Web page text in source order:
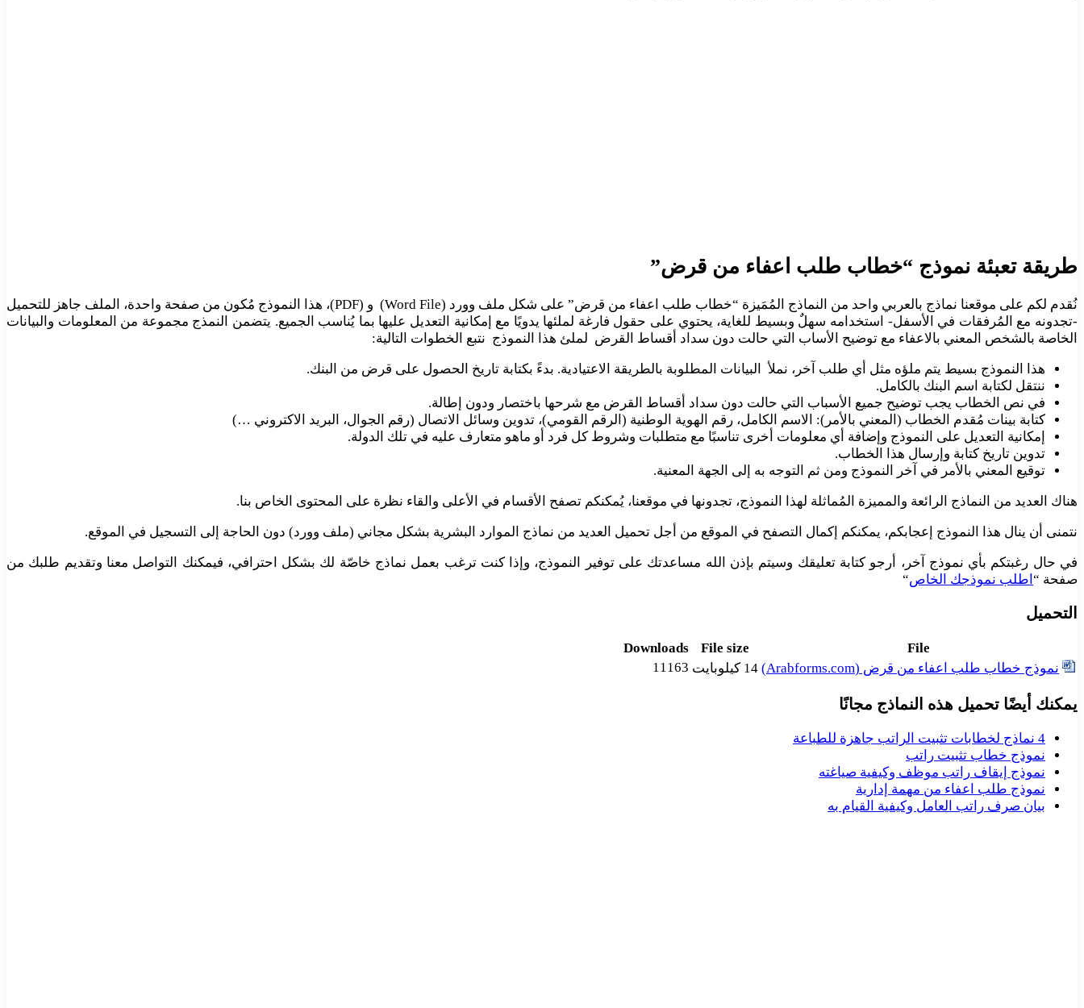
طريقة تعبئة نموذج “خطاب طلب اعفاء من قرض”
نُقدم لكم على موقعنا نماذج بالعربي واحد من النماذج المُمَيزة “خطاب طلب اعفاء من قرض” على شكل ملف وورد (Word File) و (PDF)، هذا النموذج مُكون من صفحة واحدة، الملف جاهز للتحميل
-تجدونه مع المُرفقات في الأسفل- استخدامه سهلٌ وبسيط للغاية، يحتوي على حقول فارغة لملئها يدويًا مع إمكانية التعديل عليها بما يُناسب الجميع. يتضمن النمذج مجموعة من المعلومات والبيانات
الخاصة بالشخص المعني بالاعفاء مع توضيح الأساب التي حالت دون سداد أقساط القرض لملئ هذا النموذج نتبع الخطوات التالية:
هذا النموذج بسيط يتم ملؤه مثل أي طلب آخر، نملأ البيانات المطلوبة بالطريقة الاعتيادية. بدءً بكتابة تاريخ الحصول على قرض من البنك.
ننتقل لكتابة اسم البنك بالكامل.
في نص الخطاب يجب توضيح جميع الأسباب التي حالت دون سداد أقساط القرض مع شرحها باختصار ودون إطالة.
كتابة بينات مُقدم الخطاب (المعني بالأمر): الاسم الكامل، رقم الهوية الوطنية (الرقم القومي)، تدوين وسائل الاتصال (رقم الجوال، البريد الاكتروني …)
إمكانية التعديل على النموذج وإضافة أي معلومات أخرى تناسبًا مع متطلبات وشروط كل فرد أو ماهو متعارف عليه في تلك الدولة.
تدوين تاريخ كتابة وإرسال هذا الخطاب.
توقيع المعني بالأمر في آخر النموذج ومن ثم التوجه به إلى الجهة المعنية.
هناك العديد من النماذج الرائعة والمميزة المُماثلة لهذا النموذج، تجدونها في موقعنا، يُمكنكم تصفح الأقسام في الأعلى والقاء نظرة على المحتوى الخاص بنا.
نتمنى أن ينال هذا النموذج إعجابكم، يمكنكم إكمال التصفح في الموقع من أجل تحميل العديد من نماذج الموارد البشرية بشكل مجاني (ملف وورد) دون الحاجة إلى التسجيل في الموقع.
في حال رغبتكم بأي نموذج آخر، أرجو كتابة تعليقك وسيتم بإذن الله مساعدتك على توفير النموذج، وإذا كنت ترغب بعمل نماذج خاصّة لك بشكل احترافي، فيمكنك التواصل معنا وتقديم طلبك من
صفحة “ اطلب نموذجك الخاص“
التحميل
File
File size
Downloads
نموذج خطاب طلب اعفاء من قرض (Arabforms.com)
14 كيلوبايت 11163
يمكنك أيضًا تحميل هذه النماذج مجانًا
4 نماذج لخطابات تثبيت الراتب جاهزة للطباعة
نموذج خطاب تثبيت راتب
نموذج إيقاف راتب موظف وكيفية صياغته
نموذج طلب اعفاء من مهمة إدارية
بيان صرف راتب العامل وكيفية القيام به